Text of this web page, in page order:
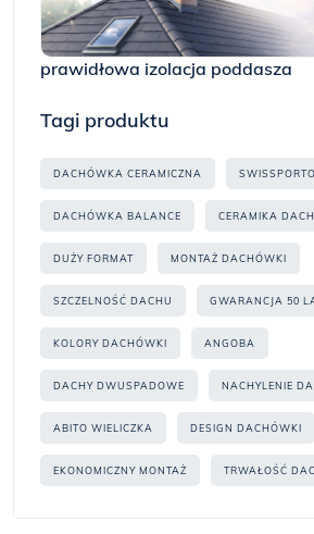
prawidłowa izolacja poddasza
Tagi produktu
DACHÓWKA CERAMICZNA
DACHÓWKA BALANCE CERAMIKA
DUŻY FORMAT MONTAŻ DACHÓWKI
SZCZELNOŚĆ DACHU GWARANCJA 50
KOLORY DACHÓWKI ANGOBA
DACHY DWUSPADOWE NACHYLENIE
ABITO WIELICZKA DESIGN DACHÓWKI
EKONOMICZNY MONTAŻ TRWAŁOŚĆ